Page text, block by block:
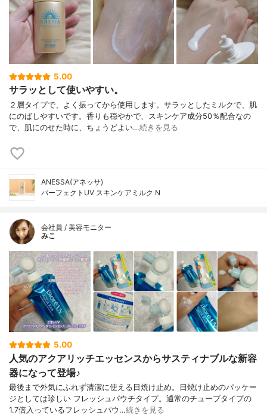
5.00
サラッとして使いやすい。
２層タイプで、よく振ってから使用します。サラッとしたミルクで、肌
にのばしやすいです。香りも穏やかで、スキンケア成分50％配合なの
で、肌にのせた時に、ちょうどよい…続きを見る
ANESSA(アネッサ)
パーフェクトUV スキンケアミルク N
会社員 / 美容モニター
みこ
5.00
人気のアクアリッチエッセンスからサスティナブルな新容
器になって登場♪
最後まで外気にふれず清潔に使える日焼け止め。日焼け止めのパッケー
ジとしては珍しい フレッシュパウチタイプ。通常のチューブタイプの
1.7倍入っているフレッシュパウ…続きを見る